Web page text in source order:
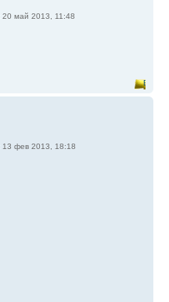
20 май 2013, 11:48
13 фев 2013, 18:18